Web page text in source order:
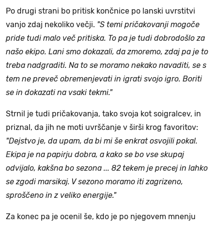
Po drugi strani bo pritisk končnice po lanski uvrstitvi
vanjo zdaj nekoliko večji. "S temi pričakovanji mogoče
pride tudi malo več pritiska. To pa je tudi dobrodošlo za
našo ekipo. Lani smo dokazali, da zmoremo, zdaj pa je to
treba nadgraditi. Na to se moramo nekako navaditi, se s
tem ne preveč obremenjevati in igrati svojo igro. Boriti
se in dokazati na vsaki tekmi."
Strnil je tudi pričakovanja, tako svoja kot soigralcev, in
priznal, da jih ne moti uvrščanje v širši krog favoritov:
"Dejstvo je, da upam, da bi mi še enkrat osvojili pokal.
Ekipa je na papirju dobra, a kako se bo vse skupaj
odvijalo, kakšna bo sezona ... 82 tekem je precej in lahko
se zgodi marsikaj. V sezono moramo iti zagrizeno,
sproščeno in z veliko energije."
Za konec pa je ocenil še, kdo je po njegovem mnenju